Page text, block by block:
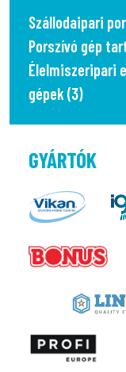
Szállodaipari
Porszívó gép
Élelmiszeripari
gépek (3)
GYÁRTÓK